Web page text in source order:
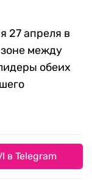
27 апреля в
между
обеих
в Telegram